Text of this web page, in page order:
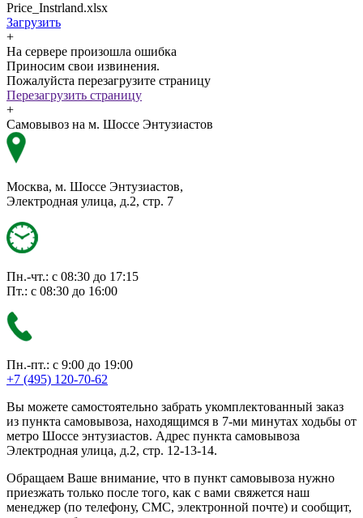
Price_Instrland.xlsx
Загрузить
+
На сервере произошла ошибка
Приносим свои извинения.
Пожалуйста перезагрузите страницу
Перезагрузить страницу
+
Самовывоз на м. Шоссе Энтузиастов
Москва, м. Шоссе Энтузиастов,
Электродная улица, д.2, стр. 7
Пн.-чт.: с 08:30 до 17:15
Пт.: с 08:30 до 16:00
Пн.-пт.: с 9:00 до 19:00
+7 (495) 120-70-62
Вы можете самостоятельно забрать укомплектованный заказ
из пункта самовывоза, находящимся в 7-ми минутах ходьбы от
метро Шоссе энтузиастов. Адрес пункта самовывоза
Электродная улица, д.2, стр. 12-13-14.
Обращаем Ваше внимание, что в пункт самовывоза нужно
приезжать только после того, как с вами свяжется наш
менеджер (по телефону, СМС, электронной почте) и сообщит,